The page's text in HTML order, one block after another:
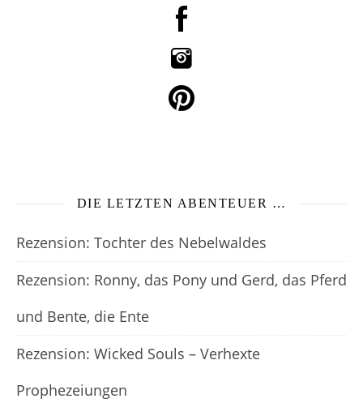
DIE LETZTEN ABENTEUER …
Rezension: Tochter des Nebelwaldes
Rezension: Ronny, das Pony und Gerd, das Pferd
und Bente, die Ente
Rezension: Wicked Souls – Verhexte
Prophezeiungen